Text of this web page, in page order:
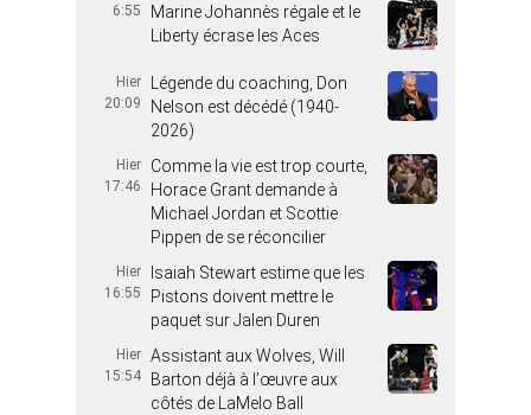
6:55
Marine Johannès régale et le
Liberty écrase les Aces
Hier
20:09
Légende du coaching, Don
Nelson est décédé (1940-
2026)
Hier
17:46
Comme la vie est trop courte,
Horace Grant demande à
Michael Jordan et Scottie
Pippen de se réconcilier
Hier
16:55
Isaiah Stewart estime que les
Pistons doivent mettre le
paquet sur Jalen Duren
Hier
15:54
Assistant aux Wolves, Will
Barton déjà à l’œuvre aux
côtés de LaMelo Ball